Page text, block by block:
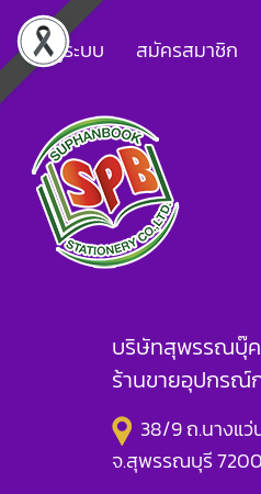
เข้าสู่ระบบ สมัครสมาชิก
บริษัทสุพรรณบุ๊ค
ร้านขายอุปกรณ์
38/9 ถ.นางแว่
จ.สุพรรณบุรี